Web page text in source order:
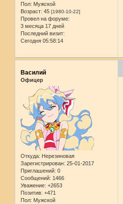
Пол: Мужской
Возраст: 45 [1980-10-22]
Провел на форуме:
3 месяца 17 дней
Последний визит:
Сегодня 05:58:14
Василий
Офицер
Откуда: Нерезиновая
Зарегистрирован: 25-01-2017
Приглашений: 0
Сообщений: 1466
Уважение: +2653
Позитив: +471
Пол: Мужской